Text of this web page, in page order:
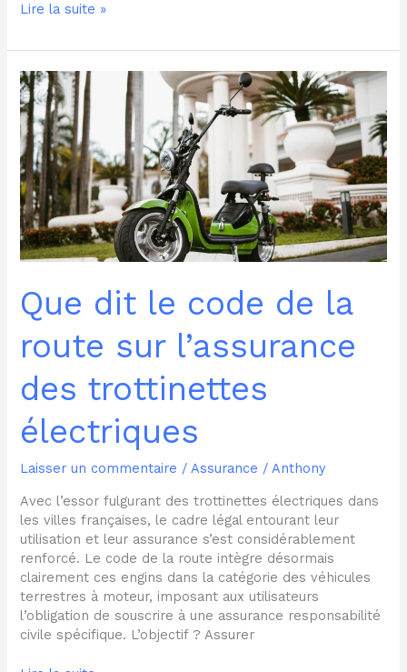
Lire la suite »
Que dit le code de la
route sur l’assurance
des trottinettes
électriques
Laisser un commentaire /Assurance /Anthony
Avec l’essor fulgurant des trottinettes électriques dans
les villes françaises, le cadre légal entourant leur
utilisation et leur assurance s’est considérablement
renforcé. Le code de la route intègre désormais
clairement ces engins dans la catégorie des véhicules
terrestres à moteur, imposant aux utilisateurs
l’obligation de souscrire à une assurance responsabilité
civile spécifique. L’objectif ? Assurer
Que
dit
le
code
de
la
route
sur
l’assurance
des
électriques